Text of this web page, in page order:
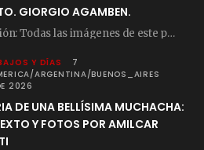
GIORGIO AGAMBEN.
(Aclaración: Todas las imágenes de este posteo fueron tomadas de Bloghemia.com, y todos los…
Y DÍAS
7
ARGENTINA/BUENOS_AIRES
2026
DE UNA BELLÍSIMA MUCHACHA:
Y FOTOS POR AMILCAR